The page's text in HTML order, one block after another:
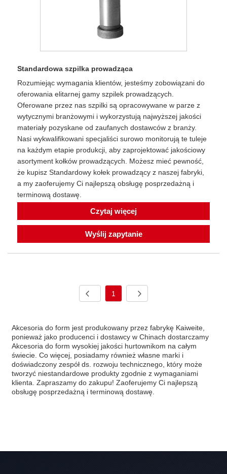
Standardowa szpilka prowadząca
Rozumiejąc wymagania klientów, jesteśmy zobowiązani do
oferowania elitarnej gamy szpilek prowadzących.
Oferowane przez nas szpilki są opracowywane w parze z
wytycznymi branżowymi i wykorzystują najwyższej jakości
materiały pozyskane od zaufanych dostawców z branży.
Nasi wykwalifikowani specjaliści surowo monitorują te tuleje
na każdym etapie produkcji, aby zaprojektować jakościowy
asortyment kołków prowadzących. Możesz mieć pewność,
że kupisz Standardowy kołek prowadzący z naszej fabryki,
a my zaoferujemy Ci najlepszą obsługę posprzedażną i
terminową dostawę.
Czytaj więcej
Wyślij zapytanie
1
Akcesoria do form jest produkowany przez fabrykę Kaiweite,
ponieważ jako producenci i dostawcy w Chinach dostarczamy
Akcesoria do form wysokiej jakości hurtownikom na całym
świecie. Co więcej, posiadamy również własne marki i
doświadczony zespół ds. rozwoju technicznego, który może
tworzyć niestandardowe produkty zgodnie z wymaganiami
klienta. Zapraszamy do zakupu! Zaoferujemy Ci najlepszą
obsługę posprzedażną i terminową dostawę.